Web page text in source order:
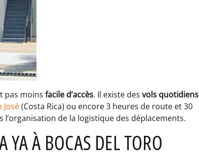
pas moins facile d’accès. Il existe des vols quotidiens
José(Costa Rica) ou encore 3 heures de route et 30
l’organisation de la logistique des déplacements.
YA À BOCAS DEL TORO